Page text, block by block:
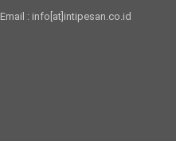
Email : info[at]intipesan.co.id